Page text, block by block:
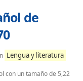
de
Lengua y literatura
con un tamaño de 5,22